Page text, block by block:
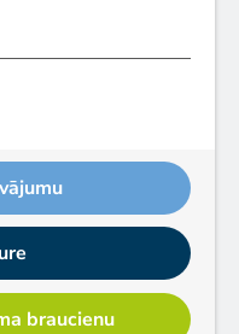
braucienu